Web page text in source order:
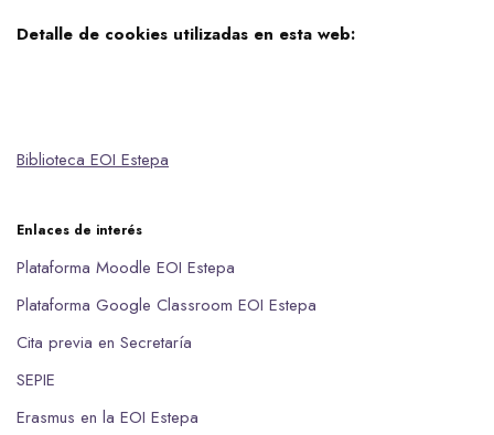
Detalle de cookies utilizadas en esta web:
Biblioteca EOI Estepa
Enlaces de interés
Plataforma Moodle EOI Estepa
Plataforma Google Classroom EOI Estepa
Cita previa en Secretaría
SEPIE
Erasmus en la EOI Estepa